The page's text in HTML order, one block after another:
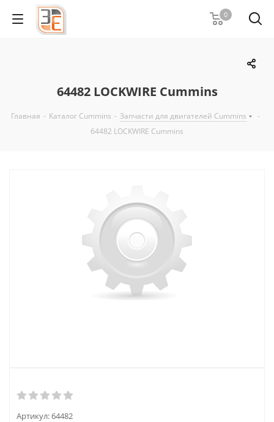
0
64482 LOCKWIRE Cummins
Главная - Каталог Cummins - Запчасти для двигателей Cummins
-
64482 LOCKWIRE Cummins
Артикул:64482